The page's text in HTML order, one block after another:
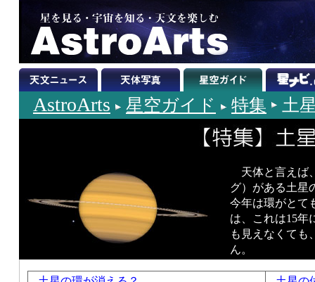
AstroArts 星空ガイド 特集 土
天体と言えば
グ）がある土星
今年は環がとて
は、これは15年
も見えなくても
ん。